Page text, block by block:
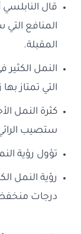
قال النابلسي
المنافع
المقبلة.
النمل
التي تمتاز
كثرة النمل
ستصيب
تؤول رؤية
رؤية النمل
درجات